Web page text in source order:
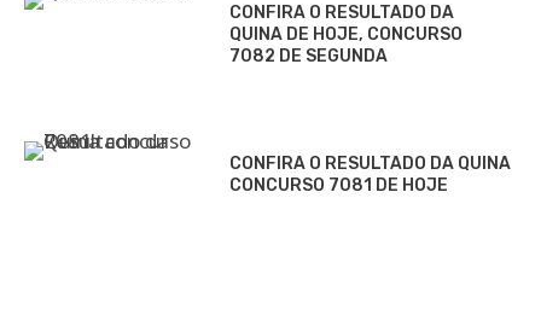
CONFIRA O RESULTADO DA
QUINA DE HOJE, CONCURSO
7082 DE SEGUNDA
CONFIRA O RESULTADO DA QUINA
CONCURSO 7081 DE HOJE